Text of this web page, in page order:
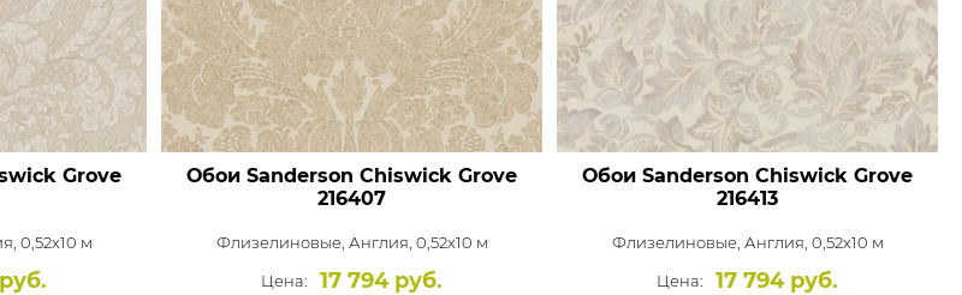
Grove
0,52x10 м
Обои Sanderson Chiswick Grove
216407
Флизелиновые, Англия, 0,52x10 м
Цена:
17 794 руб.
Обои Sanderson Chiswick Grove
216413
Флизелиновые, Англия, 0,52x10 м
Цена:
17 794 руб.